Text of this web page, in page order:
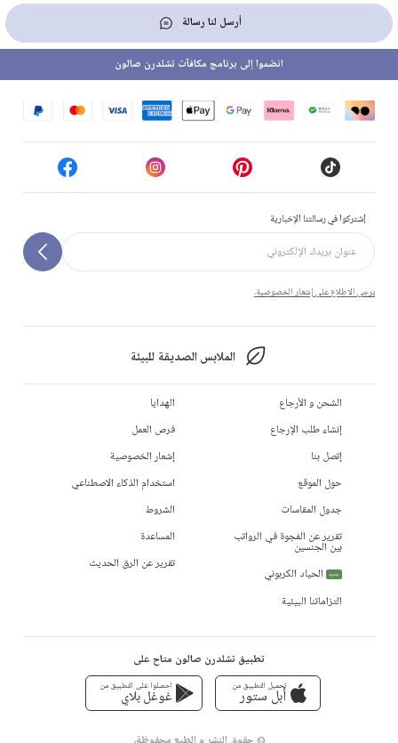
أرسل لنا رسالة
إشتركوا في رسالتنا الإخبارية
يرجى الاطلاع على إشعار الخصوصية.
الملابس الصديقة للبيئة
انضموا إلى برنامج مكافآت تشلدرن صالون
الشحن و الأرجاع
إنشاء طلب الإرجاع
إتصل بنا
حول الموقع
جدول المقاسات
تقرير عن الفجوة في الرواتب
بين الجنسين
جديد
الحياد الكربوني
التزاماتنا البيئية
الهدايا
فرص العمل
إشعار الخصوصية
استخدام الذكاء الاصطناعي
الشروط
المساعدة
تقرير عن الرق الحديث
تطبيق تشلدرن صالون متاح على
تحميل التطبيق من
أبل ستور
احصلوا على التطبيق من
غوغل بلاي